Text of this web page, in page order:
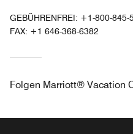
GEBÜHRENFREI: +1-800-845-
FAX: +1 646-368-6382
Folgen Marriott® Vacation